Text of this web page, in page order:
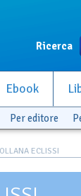
Ricerca
Ebook
Per editore
ECLISSI